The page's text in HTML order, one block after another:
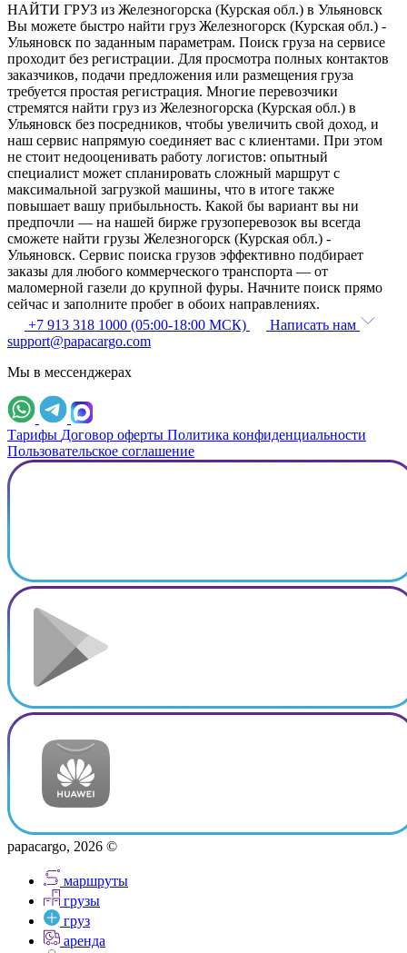
НАЙТИ ГРУЗ из Железногорска (Курская обл.) в Ульяновск
Вы можете быстро найти груз Железногорск (Курская обл.) -
Ульяновск по заданным параметрам. Поиск груза на сервисе
проходит без регистрации. Для просмотра полных контактов
заказчиков, подачи предложения или размещения груза
требуется простая регистрация. Многие перевозчики
стремятся найти груз из Железногорска (Курская обл.) в
Ульяновск без посредников, чтобы увеличить свой доход, и
наш сервис напрямую соединяет вас с клиентами. При этом
не стоит недооценивать работу логистов: опытный
специалист может спланировать сложный маршрут с
максимальной загрузкой машины, что в итоге также
повышает вашу прибыльность. Какой бы вариант вы ни
предпочли — на нашей бирже грузоперевозок вы всегда
сможете найти грузы Железногорск (Курская обл.) -
Ульяновск. Сервис поиска грузов эффективно подбирает
заказы для любого коммерческого транспорта — от
маломерной газели до крупной фуры. Начните поиск прямо
сейчас и заполните пробег в обоих направлениях.
+7 913 318 1000 (05:00-18:00 МСК)
Написать нам
support@papacargo.com
Мы в мессенджерах
Тарифы Договор оферты Политика конфиденциальности
Пользовательское соглашение
papacargo, 2026 ©
маршруты
грузы
груз
аренда